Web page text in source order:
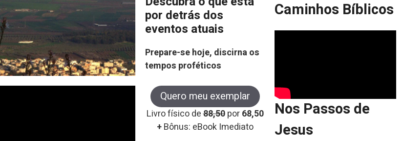
por detrás dos
eventos atuais
Prepare-se hoje, discirna os
tempos proféticos
Quero meu exemplar
Livro físico de88,50 por68,50
+Bônus: eBook Imediato
Caminhos Bíblicos
Nos Passos de
Jesus